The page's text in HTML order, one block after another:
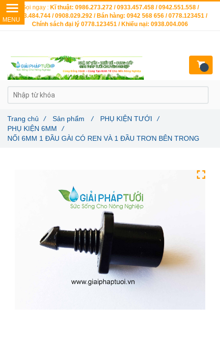
Trang chủ / Sản phẩm / PHỤ KIỆN TƯỚI
/
PHỤ KIỆN 6MM
/
NỐI 6MM 1 ĐẦU GÀI CÓ REN VÀ 1 ĐẦU TRƠN BÊN TRONG
Gọi ngay : Kĩ thuật: 0986.273.272 / 0933.457.458 / 0942.551.558 /
0903.484.744 / 0908.029.292 / Bán hàng: 0942 568 656 / 0778.123451 /
Chính sách đại lý 0778.123451 / Khiếu nại: 0938.004.006